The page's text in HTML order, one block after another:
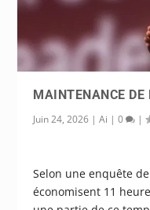
MAINTENANCE DE
Juin 24, 2026 |Ai |0 |
Selon une enquête
économisent 11